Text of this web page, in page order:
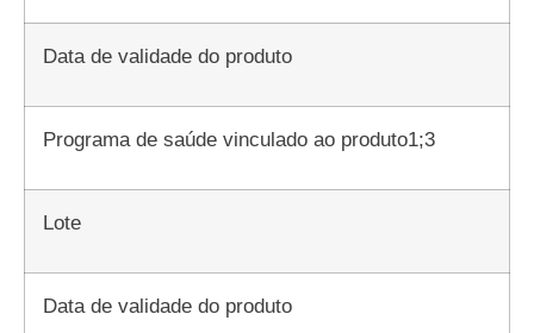
Data de validade do produto
Programa de saúde vinculado ao produto1;3
Lote
Data de validade do produto